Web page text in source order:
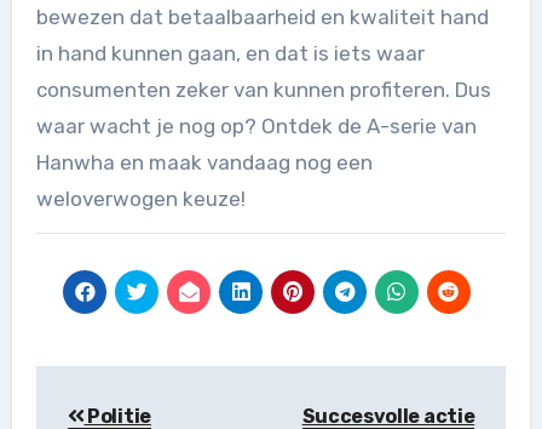
bewezen dat betaalbaarheid en kwaliteit hand
in hand kunnen gaan, en dat is iets waar
consumenten zeker van kunnen profiteren. Dus
waar wacht je nog op? Ontdek de A-serie van
Hanwha en maak vandaag nog een
weloverwogen keuze!
Politie Succesvolle actie